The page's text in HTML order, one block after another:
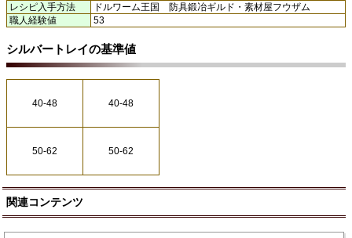
レシピ入手方法
ドルワーム王国 防具鍛冶ギルド・素材屋フウザム
職人経験値
53
シルバートレイの基準値
40-48 40-48
50-62 50-62
関連コンテンツ